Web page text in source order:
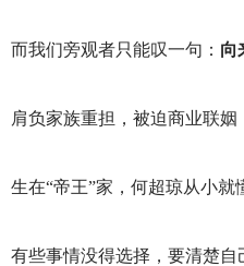
而我们旁观者只能叹一句： 向
肩负家族重担，被迫商业联姻
生在“帝王”家，何超琼从小就
有些事情没得选择，要清楚